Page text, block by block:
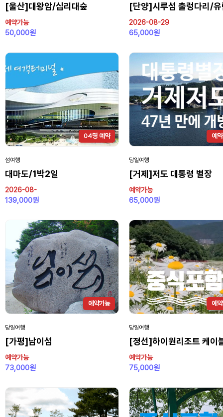
[울산]대왕암/십리대숲
예약가능
50,000원
[단양]시루섬 출렁다리/유
2026-08-29
65,000원
04명 예약
섬여행
대마도/1박2일
2026-08-
139,000원
예
당일여행
[거제]저도 대통령 별장
예약가능
65,000원
예약가능
당일여행
[가평]남이섬
예약가능
73,000원
예
당일여행
[졍선]하이원리조트 케이
예악가능
75,000원